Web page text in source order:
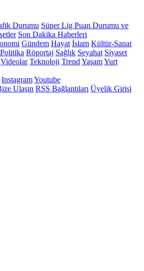
Durumu Süper Lig Puan Durumu ve
Son Dakika Haberleri
Gündem Hayat İslam Kültür-Sanat
Politika Röportaj Sağlık Seyahat Siyaset
Videolar Teknoloji Trend YaşamYurt
InstagramYoutube
Ulaşın RSS Bağlantıları Üyelik Girişi